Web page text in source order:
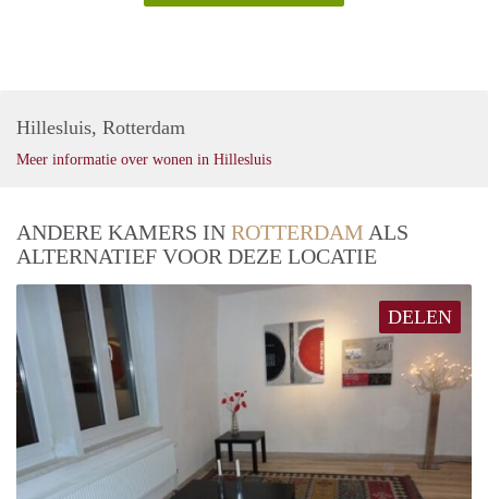
Hillesluis, Rotterdam
Meer informatie over wonen in Hillesluis
ANDERE KAMERS IN ROTTERDAM ALS
ALTERNATIEF VOOR DEZE LOCATIE
DELEN